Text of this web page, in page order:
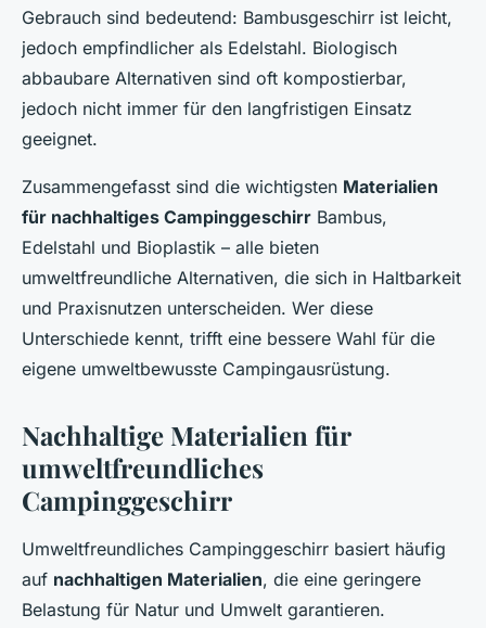
Gebrauch sind bedeutend: Bambusgeschirr ist leicht,
jedoch empfindlicher als Edelstahl. Biologisch
abbaubare Alternativen sind oft kompostierbar,
jedoch nicht immer für den langfristigen Einsatz
geeignet.
Zusammengefasst sind die wichtigsten Materialien
für nachhaltiges Campinggeschirr Bambus,
Edelstahl und Bioplastik – alle bieten
umweltfreundliche Alternativen, die sich in Haltbarkeit
und Praxisnutzen unterscheiden. Wer diese
Unterschiede kennt, trifft eine bessere Wahl für die
eigene umweltbewusste Campingausrüstung.
Nachhaltige Materialien für
umweltfreundliches
Campinggeschirr
Umweltfreundliches Campinggeschirr basiert häufig
auf nachhaltigen Materialien, die eine geringere
Belastung für Natur und Umwelt garantieren.